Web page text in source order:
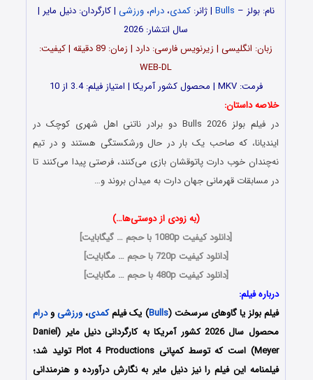
نام: بولز – Bulls | ژانر:کمدی،درام،ورزشی | کارگردان: دنیل مایر |
سال انتشار: 2026
زبان: انگلیسی | زیرنویس فارسی: دارد | زمان: 89 دقیقه | کیفیت:
WEB-DL
فرمت: MKV | محصول کشور آمریکا | امتیاز فیلم: 3.4 از 10
خلاصه داستان:
در فیلم بولز Bulls 2026 دو برادر ناتنی اهل شهری کوچک در
ایندیانا، که صاحب یک بار در حال ورشکستگی هستند و در تیم
نه‌چندان خوب دارت پاتوقشان بازی می‌کنند، فرصتی پیدا می‌کنند تا
در مسابقات قهرمانی جهان دارت به میدان بروند و…
(به زودی از دوستی‌ها…)
[دانلود کیفیت 1080p با حجم … گیگابایت
]
[دانلود کیفیت 720p با حجم … مگابایت
]
[دانلود کیفیت 480p با حجم … مگابایت
]
درباره فیلم:
فیلم بولز یا گاوهای سرسخت (Bulls) یک فیلمکمدی، ورزشیودرام
محصول سال 2026 کشور آمریکا به کارگردانی دنیل مایر (Daniel
Meyer) است که توسط کمپانی‌ Plot 4 Productions تولید شد؛
فیلمنامه این فیلم را نیز دنیل مایر به نگارش درآورده و هنرمندانی